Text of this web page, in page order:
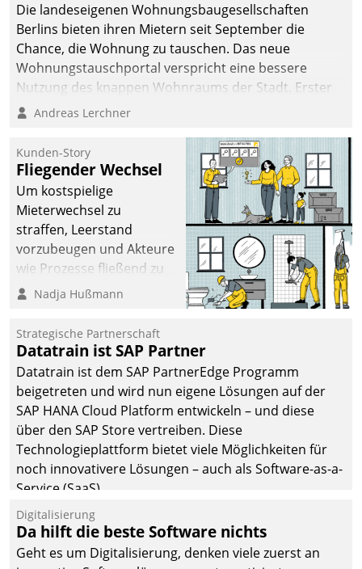
Die landeseigenen Wohnungsbaugesellschaften
Berlins bieten ihren Mietern seit September die
Chance, die Wohnung zu tauschen. Das neue
Wohnungstauschportal verspricht eine bessere
Nutzung des knappen Wohnraums der Stadt. Erster
Anwendungsfall für Datatrains Lösung API-Hub mit
Unternehmen.
Andreas Lerchner
Kunden-Story
Fliegender Wechsel
Um kostspielige
Mieterwechsel zu
straffen, Leerstand
vorzubeugen und Akteure
wie Prozesse fließend zu
vernetzen, nutzt die
Jahresbeginn eine
Überblick, Einsicht und
Eingriff bietende Lösung.
Zur Entwicklung setzte
man auf
Cloudtechnologie,
bewährte und Startup-
Partner sowie erstmals
agile Projektmethoden.
Nadja Hußmann
Strategische Partnerschaft
Datatrain ist SAP Partner
Datatrain ist dem SAP PartnerEdge Programm
beigetreten und wird nun eigene Lösungen auf der
SAP HANA Cloud Platform entwickeln – und diese
über den SAP Store vertreiben. Diese
Technologieplattform bietet viele Möglichkeiten für
noch innovativere Lösungen – auch als Software-as-a-
Service (SaaS).
Digitalisierung
Da hilft die beste Software nichts
Geht es um Digitalisierung, denken viele zuerst an